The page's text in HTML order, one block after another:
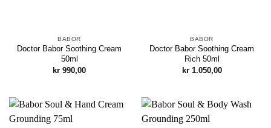
BABOR
Doctor Babor Soothing Cream
50ml
kr 990,00
BABOR
Doctor Babor Soothing Cream
Rich 50ml
kr1.050,00